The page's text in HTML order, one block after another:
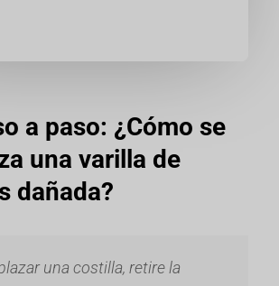
a paso: ¿Cómo se
una varilla de
dañada?
una costilla, retire la